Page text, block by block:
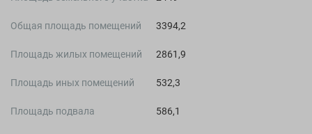
Общая площадь помещений 3394,2
Площадь жилых помещений 2861,9
Площадь иных помещений 532,3
Площадь подвала 586,1